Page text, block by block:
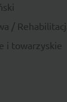
/
i towarzyskie